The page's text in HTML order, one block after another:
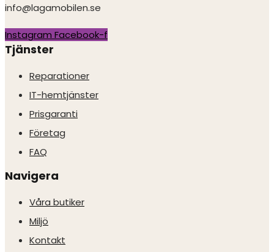
info@lagamobilen.se
Instagram Facebook-f
Tjänster
Reparationer
IT-hemtjänster
Prisgaranti
Företag
FAQ
Navigera
Våra butiker
Miljö
Kontakt